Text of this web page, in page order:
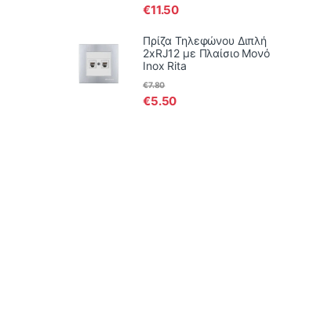
€11.50
Πρίζα Τηλεφώνου Διπλή
2xRJ12 με Πλαίσιο Μονό
Inox Rita
€5.50
€7.80